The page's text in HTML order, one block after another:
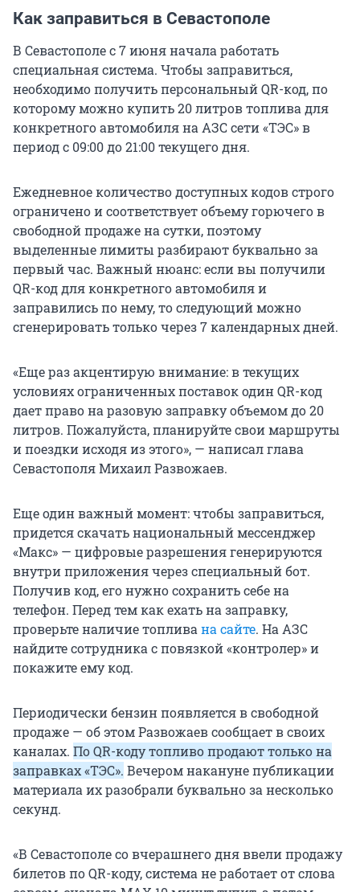
Как заправиться в Севастополе
В Севастополе с 7 июня начала работать
специальная система. Чтобы заправиться,
необходимо получить персональный QR-код, по
которому можно купить 20 литров топлива для
конкретного автомобиля на АЗС сети «ТЭС» в
период с 09:00 до 21:00 текущего дня.
Ежедневное количество доступных кодов строго
ограничено и соответствует объему горючего в
свободной продаже на сутки, поэтому
выделенные лимиты разбирают буквально за
первый час. Важный нюанс: если вы получили
QR-код для конкретного автомобиля и
заправились по нему, то следующий можно
сгенерировать только через 7 календарных дней.
«Еще раз акцентирую внимание: в текущих
условиях ограниченных поставок один QR-код
дает право на разовую заправку объемом до 20
литров. Пожалуйста, планируйте свои маршруты
и поездки исходя из этого», — написал глава
Севастополя Михаил Развожаев.
Еще один важный момент: чтобы заправиться,
придется скачать национальный мессенджер
«Макс» — цифровые разрешения генерируются
внутри приложения через специальный бот.
Получив код, его нужно сохранить себе на
телефон. Перед тем как ехать на заправку,
проверьте наличие топливана сайте. На АЗС
найдите сотрудника с повязкой «контролер» и
покажите ему код.
Периодически бензин появляется в свободной
продаже — об этом Развожаев сообщает в своих
каналах. По QR-коду топливо продают только на
заправках «ТЭС». Вечером накануне публикации
материала их разобрали буквально за несколько
секунд.
«В Севастополе со вчерашнего дня ввели продажу
билетов по QR-коду, система не работает от слова